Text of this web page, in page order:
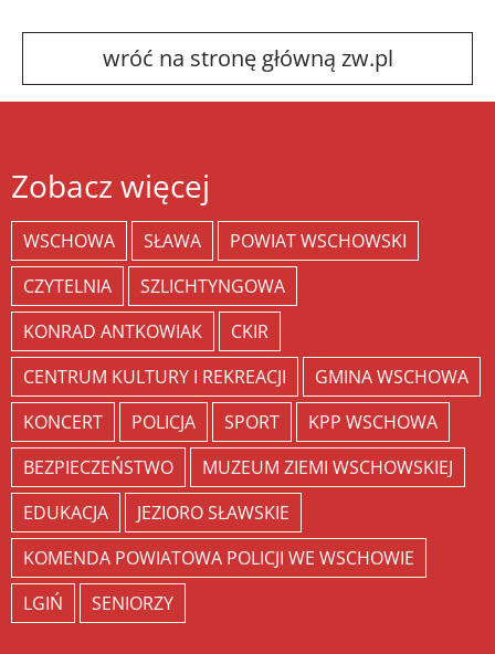
wróć na stronę główną zw.pl
Zobacz więcej
WSCHOWA SŁAWA
POWIAT WSCHOWSKI
CZYTELNIA
SZLICHTYNGOWA
KONRAD ANTKOWIAK
CKIR
CENTRUM KULTURY I REKREACJI
GMINA WSCHOWA
KONCERT
POLICJA SPORT
KPP WSCHOWA
BEZPIECZEŃSTWO
MUZEUM ZIEMI WSCHOWSKIEJ
EDUKACJA
JEZIORO SŁAWSKIE
KOMENDA POWIATOWA POLICJI WE WSCHOWIE
LGIŃ
SENIORZY